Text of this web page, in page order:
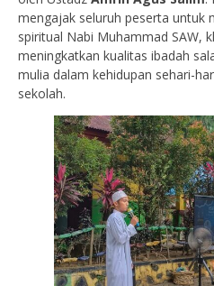
mengajak seluruh peserta untuk
spiritual Nabi Muhammad SAW,
meningkatkan kualitas ibadah
mulia dalam kehidupan sehari-
sekolah.